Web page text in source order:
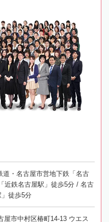
道・名古屋市営地下鉄「名古
近鉄名古屋駅」徒歩5分 / 名古
徒歩5分
屋市中村区椿町14-13 ウエス